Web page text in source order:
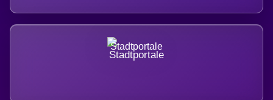
Stadtportale